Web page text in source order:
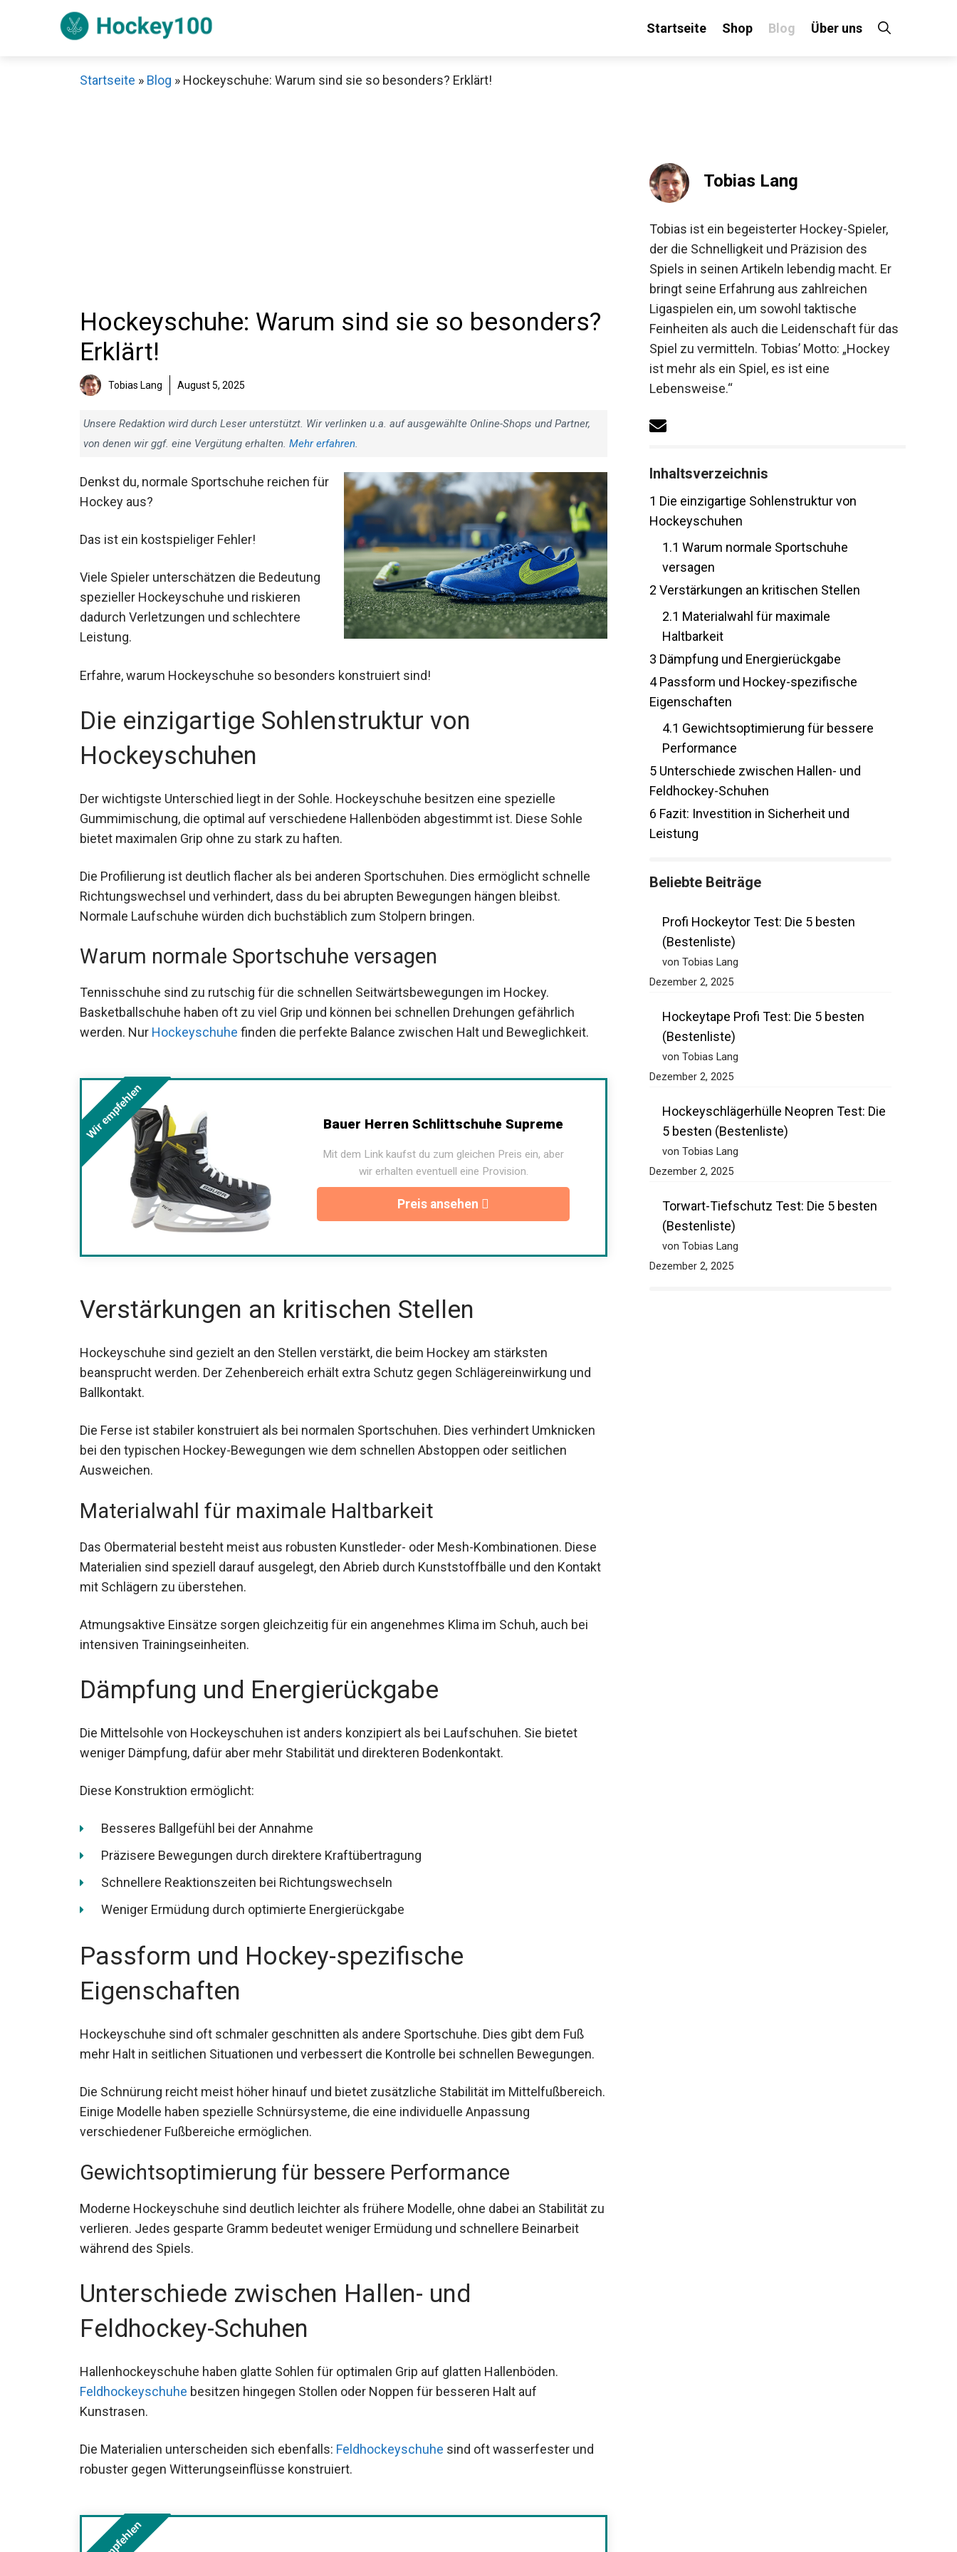
Startseite Shop Blog Über uns
Startseite » Blog » Hockeyschuhe: Warum sind sie so besonders? Erklärt!
Hockeyschuhe: Warum sind sie so besonders?
Erklärt!
Tobias Lang August 5, 2025
Unsere Redaktion wird durch Leser unterstützt. Wir verlinken u.a. auf ausgewählte Online-Shops und Partner,
von denen wir ggf. eine Vergütung erhalten. Mehr erfahren.
Denkst du, normale Sportschuhe reichen für
Hockey aus?
Das ist ein kostspieliger Fehler!
Viele Spieler unterschätzen die Bedeutung
spezieller Hockeyschuhe und riskieren
dadurch Verletzungen und schlechtere
Leistung.
Erfahre, warum Hockeyschuhe so besonders konstruiert sind!
Die einzigartige Sohlenstruktur von
Hockeyschuhen
Der wichtigste Unterschied liegt in der Sohle. Hockeyschuhe besitzen eine spezielle
Gummimischung, die optimal auf verschiedene Hallenböden abgestimmt ist. Diese Sohle
bietet maximalen Grip ohne zu stark zu haften.
Die Profilierung ist deutlich flacher als bei anderen Sportschuhen. Dies ermöglicht schnelle
Richtungswechsel und verhindert, dass du bei abrupten Bewegungen hängen bleibst.
Normale Laufschuhe würden dich buchstäblich zum Stolpern bringen.
Warum normale Sportschuhe versagen
Tennisschuhe sind zu rutschig für die schnellen Seitwärtsbewegungen im Hockey.
Basketballschuhe haben oft zu viel Grip und können bei schnellen Drehungen gefährlich
werden. Nur Hockeyschuhe finden die perfekte Balance zwischen Halt und Beweglichkeit.
Wir empfehlen Bauer Herren Schlittschuhe Supreme
Mit dem Link kaufst du zum gleichen Preis ein, aber
wir erhalten eventuell eine Provision.
Preis ansehen
Verstärkungen an kritischen Stellen
Hockeyschuhe sind gezielt an den Stellen verstärkt, die beim Hockey am stärksten
beansprucht werden. Der Zehenbereich erhält extra Schutz gegen Schlägereinwirkung und
Ballkontakt.
Die Ferse ist stabiler konstruiert als bei normalen Sportschuhen. Dies verhindert Umknicken
bei den typischen Hockey-Bewegungen wie dem schnellen Abstoppen oder seitlichen
Ausweichen.
Materialwahl für maximale Haltbarkeit
Das Obermaterial besteht meist aus robusten Kunstleder- oder Mesh-Kombinationen. Diese
Materialien sind speziell darauf ausgelegt, den Abrieb durch Kunststoffbälle und den
Kontakt mit Schlägern zu überstehen.
Atmungsaktive Einsätze sorgen gleichzeitig für ein angenehmes Klima im Schuh, auch bei
intensiven Trainingseinheiten.
Dämpfung und Energierückgabe
Die Mittelsohle von Hockeyschuhen ist anders konzipiert als bei Laufschuhen. Sie bietet
weniger Dämpfung, dafür aber mehr Stabilität und direkteren Bodenkontakt.
Diese Konstruktion ermöglicht:
Besseres Ballgefühl bei der Annahme
Präzisere Bewegungen durch direktere Kraftübertragung
Schnellere Reaktionszeiten bei Richtungswechseln
Weniger Ermüdung durch optimierte Energierückgabe
Passform und Hockey-spezifische
Eigenschaften
Hockeyschuhe sind oft schmaler geschnitten als andere Sportschuhe. Dies gibt dem Fuß
mehr Halt in seitlichen Situationen und verbessert die Kontrolle bei schnellen Bewegungen.
Die Schnürung reicht meist höher hinauf und bietet zusätzliche Stabilität im
Mittelfußbereich. Einige Modelle haben spezielle Schnürsysteme, die eine individuelle
Anpassung verschiedener Fußbereiche ermöglichen.
Gewichtsoptimierung für bessere Performance
Moderne Hockeyschuhe sind deutlich leichter als frühere Modelle, ohne dabei an Stabilität
zu verlieren. Jedes gesparte Gramm bedeutet weniger Ermüdung und schnellere Beinarbeit
während des Spiels.
Unterschiede zwischen Hallen- und
Feldhockey-Schuhen
Hallenhockeyschuhe haben glatte Sohlen für optimalen Grip auf glatten Hallenböden.
Feldhockeyschuhe besitzen hingegen Stollen oder Noppen für besseren Halt auf
Kunstrasen.
Die Materialien unterscheiden sich ebenfalls: Feldhockeyschuhe sind oft wasserfester und
robuster gegen Witterungseinflüsse konstruiert.
Tobias Lang
Tobias ist ein begeisterter Hockey-Spieler,
der die Schnelligkeit und Präzision des
Spiels in seinen Artikeln lebendig macht. Er
bringt seine Erfahrung aus zahlreichen
Ligaspielen ein, um sowohl taktische
Feinheiten als auch die Leidenschaft für
das Spiel zu vermitteln. Tobias’ Motto:
„Hockey ist mehr als ein Spiel, es ist eine
Lebensweise.“
Inhaltsverzeichnis
Die einzigartige Sohlenstruktur von
Hockeyschuhen
1.1Warum normale Sportschuhe
versagen
Verstärkungen an kritischen Stellen
2.1Materialwahl für maximale
Haltbarkeit
Dämpfung und Energierückgabe
Passform und Hockey-spezifische
Eigenschaften
4.1Gewichtsoptimierung für bessere
Performance
Unterschiede zwischen Hallen- und
Feldhockey-Schuhen
Fazit: Investition in Sicherheit und
Leistung
Beliebte Beiträge
Profi Hockeytor Test: Die 5 besten
(Bestenliste)
von Tobias Lang
Dezember 2, 2025
Hockeytape Profi Test: Die 5 besten
(Bestenliste)
von Tobias Lang
Dezember 2, 2025
Hockeyschlägerhülle Neopren Test: Die
5 besten (Bestenliste)
von Tobias Lang
Dezember 2, 2025
Torwart-Tiefschutz Test: Die 5 besten
(Bestenliste)
von Tobias Lang
Dezember 2, 2025
Schaue dir jetzt die meistverkauften Produkte im Sale bei Decathlon an!